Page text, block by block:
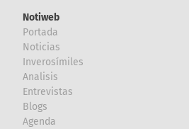
Notiweb
Portada
Noticias
Inverosímiles
Analisis
Entrevistas
Blogs
Agenda